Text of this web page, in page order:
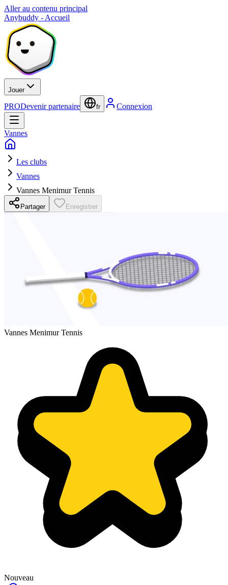
Aller au contenu principal
Anybuddy - Accueil
Jouer
PRODevenir partenaire fr Connexion
Vannes
Les clubs
Vannes
Vannes Menimur Tennis
Partager Enregistrer
Vannes Menimur Tennis
Nouveau